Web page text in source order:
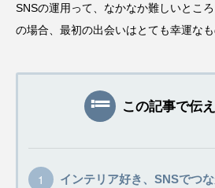
SNSの運用って、なかなか難しいとこ
の場合、最初の出会いはとても幸運なも
この記事で伝
インテリア好き、SNSでつ